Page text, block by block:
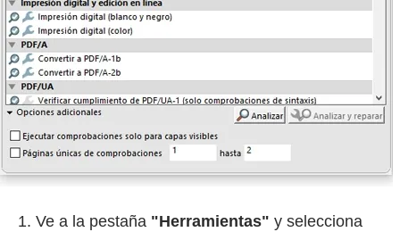
Ve a la pestaña "Herramientas" y selecciona